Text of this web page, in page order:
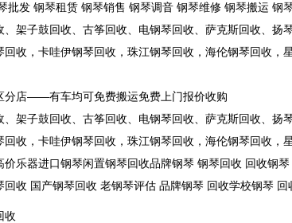
批发 钢琴租赁 钢琴销售 钢琴调音 钢琴维修 钢琴搬运 钢琴
、架子鼓回收、古筝回收、电钢琴回收、萨克斯回收、
回收，卡哇伊钢琴回收，珠江钢琴回收，海伦钢琴回收
分店——有车均可免费搬运免费上门报价收购
、架子鼓回收、古筝回收、电钢琴回收、萨克斯回收、
回收，卡哇伊钢琴回收，珠江钢琴回收，海伦钢琴回收
价乐器进口钢琴闲置钢琴回收品牌钢琴 钢琴回收 回收钢
回收 国产钢琴回收 老钢琴评估 品牌钢琴 回收学校钢琴
收